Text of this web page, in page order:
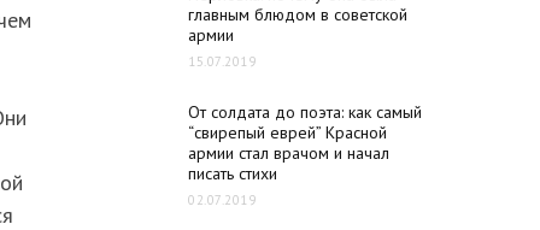
главным блюдом в советской
армии
15.07.2019
От солдата до поэта: как самый
“свирепый еврей” Красной
армии стал врачом и начал
писать стихи
02.07.2019